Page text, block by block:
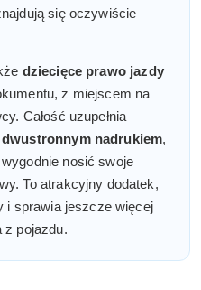
się oczywiście
dziecięce prawo jazdy
z miejscem na
Całość uzupełnia
nadrukiem,
nosić swoje
To atrakcyjny dodatek,
i sprawia jeszcze więcej
z pojazdu.